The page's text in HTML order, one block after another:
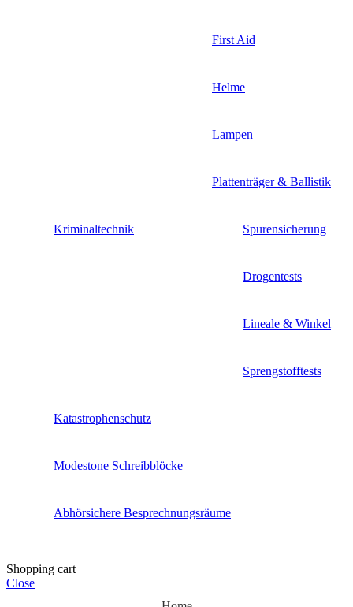
First Aid
Helme
Lampen
Plattenträger & Ballistik
Kriminaltechnik Spurensicherung
Drogentests
Lineale & Winkel
Sprengstofftests
Katastrophenschutz
Modestone Schreibblöcke
Abhörsichere Besprechnungsräume
Shopping cart
Close